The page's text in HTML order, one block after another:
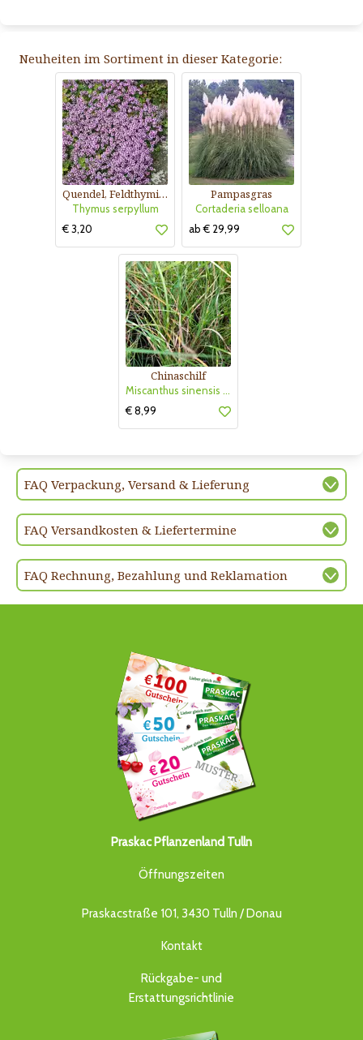
Neuheiten im Sortiment in dieser Kategorie:
Quendel, Feldthymian
Thymus serpyllum
€ 3,20
Pampasgras
Cortaderia selloana
ab € 29,99
Chinaschilf
Miscanthus sinensis 'Strictus Dwarf'
€ 8,99
FAQ Verpackung, Versand & Lieferung
FAQ Versandkosten & Liefertermine
FAQ Rechnung, Bezahlung und Reklamation
Praskac Pflanzenland Tulln
Öffnungszeiten
Praskacstraße 101, 3430 Tulln / Donau
Kontakt
Rückgabe- und
Erstattungsrichtlinie